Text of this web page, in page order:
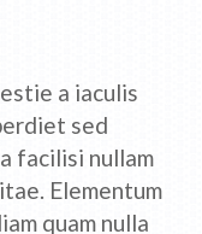
a iaculis
sed
facilisi nullam
Elementum
quam nulla